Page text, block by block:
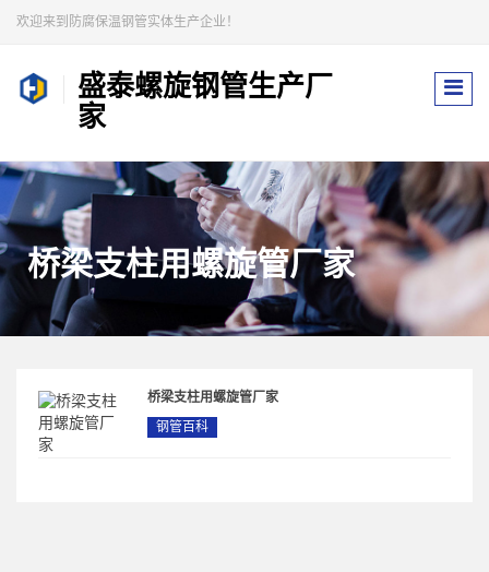
欢迎来到防腐保温钢管实体生产企业！
盛泰螺旋钢管生产厂
家
桥梁支柱用螺旋管厂家
桥梁支柱用螺旋管厂家
钢管百科